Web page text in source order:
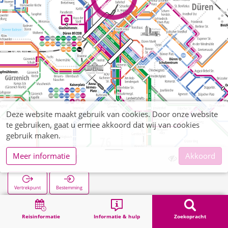
Reisinformatie Informatie & hulp Zoekopracht
Güterbahnhof
Vertrekpunt Bestemming
Zoekopracht
Deze website maakt gebruik van cookies. Door onze website
te gebruiken, gaat u ermee akkoord dat wij van cookies
gebruik maken.
Meer informatie
Akkoord